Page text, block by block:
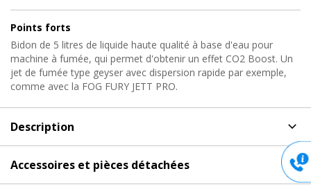
Points forts
Bidon de 5 litres de liquide haute qualité à base d'eau pour
machine à fumée, qui permet d'obtenir un effet CO2 Boost. Un
jet de fumée type geyser avec dispersion rapide par exemple,
comme avec la FOG FURY JETT PRO.
Description
Liquide haute qualité à base d'eau pour machine à fumée, qui
Accessoires et pièces détachées